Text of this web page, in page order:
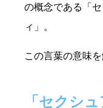
の概念である「
ィ」。
この言葉の意味
「セクシ